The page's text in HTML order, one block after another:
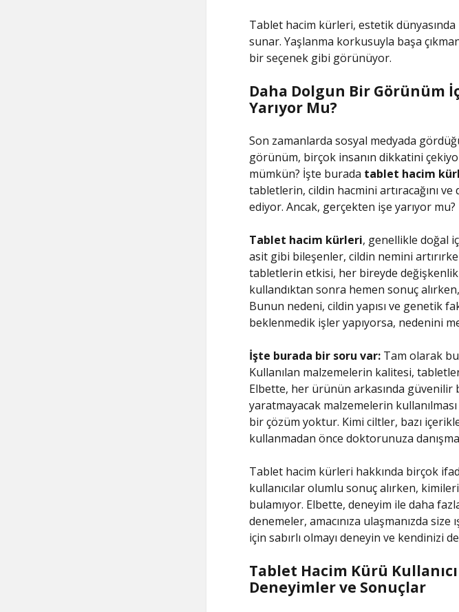
Tablet hacim kürleri, estetik
sunar. Yaşlanma korkusuyla başa
bir seçenek gibi görünüyor.
Daha Dolgun Bir Görünüm
Yarıyor Mu?
Son zamanlarda sosyal medyada
görünüm, birçok insanın dikkatini
mümkün? İşte burada tablet hacim
tabletlerin, cildin hacmini artıracağını
ediyor. Ancak, gerçekten işe yarıyor mu?
Tablet hacim kürleri, genellikle doğal
asit gibi bileşenler, cildin nemini
tabletlerin etkisi, her bireyde
kullandıktan sonra hemen sonuç alırken,
Bunun nedeni, cildin yapısı ve genetik
beklenmedik işler yapıyorsa, nedenini
İşte burada bir soru var:Tam olarak
Kullanılan malzemelerin kalitesi,
Elbette, her ürünün arkasında güvenilir
yaratmayacak malzemelerin
bir çözüm yoktur. Kimi ciltler, bazı
kullanmadan önce doktorunuza
Tablet hacim kürleri hakkında birçok
kullanıcılar olumlu sonuç alırken,
bulamıyor. Elbette, deneyim ile daha
denemeler, amacınıza ulaşmanızda
için sabırlı olmayı deneyin ve kendinizi
Tablet Hacim Kürü
Deneyimler ve Sonuçlar